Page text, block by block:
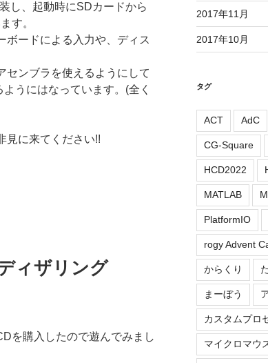
し、起動時にSDカードから
す。
ボードによる入力や、ディス
センブラを使えるようにして
うにはなっています。(全く
見に来てください!!
ィザリング
を購入したので遊んでみまし
2017年11月
2017年10月
タグ
ACT AdC
CG-Square
HCD2022
MATLAB
PlatformIO
rogy Advent
からくり
まーぼう
カスタムプロ
マイクロマウ